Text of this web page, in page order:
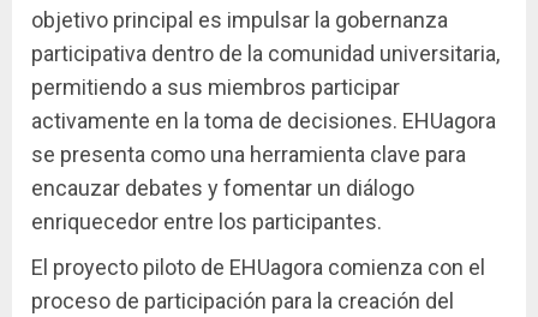
objetivo principal es impulsar la gobernanza
participativa dentro de la comunidad universitaria,
permitiendo a sus miembros participar
activamente en la toma de decisiones. EHUagora
se presenta como una herramienta clave para
encauzar debates y fomentar un diálogo
enriquecedor entre los participantes.
El proyecto piloto de EHUagora comienza con el
proceso de participación para la creación del